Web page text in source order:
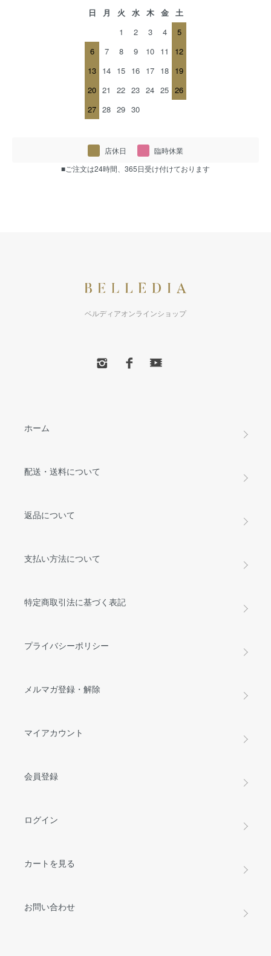
日 月 火 水 木 金
土
1
2 3 4
5
6
7 8 9 10 11
12
13 14 15 16 17 18 19
20 21 22 23 24 25 26
27 28 29 30
店休日
臨時休業
■ご注文は24時間、365日受け付けております
ベルディアオンラインショップ
ホーム
配送・送料について
返品について
支払い方法について
特定商取引法に基づく表記
プライバシーポリシー
メルマガ登録・解除
マイアカウント
会員登録
ログイン
カートを見る
お問い合わせ